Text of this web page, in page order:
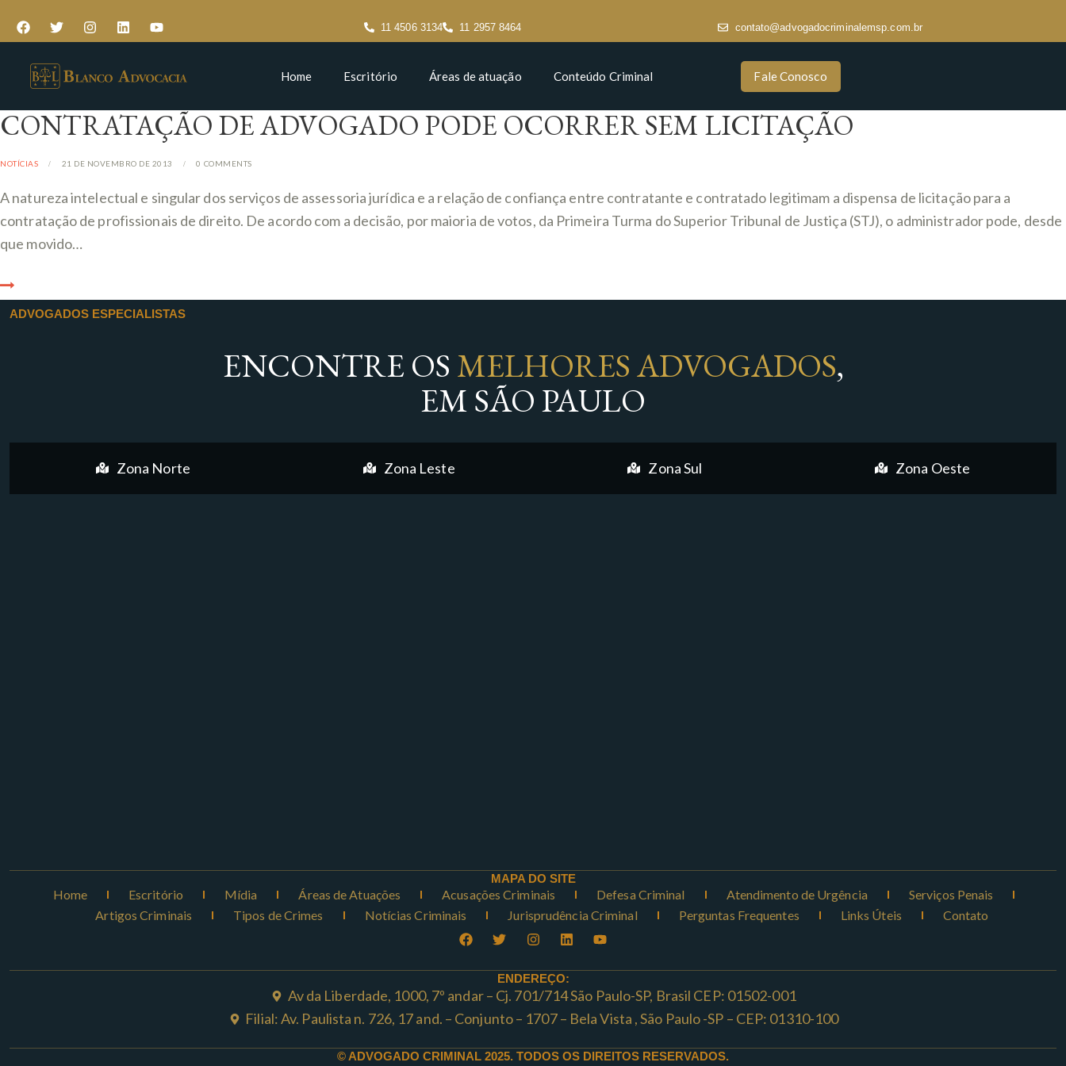
11 4506 3134 11 2957 8464 contato@advogadocriminalemsp.com.br
Home Escritório Áreas de atuação Conteúdo Criminal Fale Conosco
CONTRATAÇÃO DE ADVOGADO PODE OCORRER SEM LICITAÇÃO
NOTÍCIAS 21 DE NOVEMBRO DE 2013 0 COMMENTS
A natureza intelectual e singular dos serviços de assessoria jurídica e a relação de confiança entre contratante e contratado legitimam a dispensa de licitação para a
contratação de profissionais de direito. De acordo com a decisão, por maioria de votos, da Primeira Turma do Superior Tribunal de Justiça (STJ), o administrador pode, desde
que movido…
ADVOGADOS ESPECIALISTAS
ENCONTRE OS MELHORES ADVOGADOS,
EM SÃO PAULO
Zona Norte Zona Leste Zona Sul Zona Oeste
MAPA DO SITE
Home Escritório Mídia Áreas de Atuações Acusações Criminais Defesa Criminal Atendimento de Urgência
Serviços Penais
Artigos Criminais
Tipos de Crimes Notícias Criminais Jurisprudência Criminal Perguntas Frequentes Links Úteis Contato
ENDEREÇO:
Av da Liberdade, 1000, 7º andar – Cj. 701/714 São Paulo-SP, Brasil CEP: 01502-001
Filial: Av. Paulista n. 726, 17 and. – Conjunto – 1707 – Bela Vista , São Paulo -SP – CEP: 01310-100
© ADVOGADO CRIMINAL 2025. TODOS OS DIREITOS RESERVADOS.